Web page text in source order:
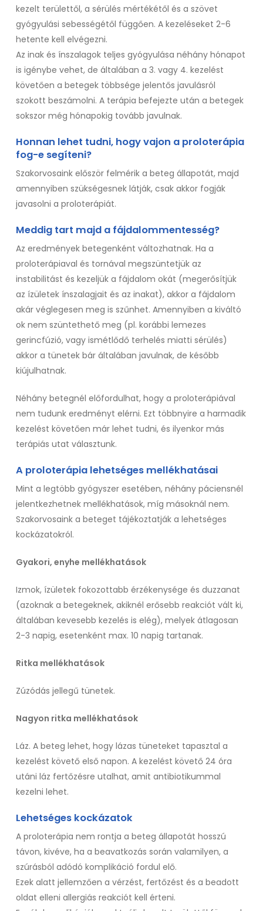
kezelt területtől, a sérülés mértékétől és a szövet
gyógyulási sebességétől függően. A kezeléseket 2-6
hetente kell elvégezni.
Az inak és ínszalagok teljes gyógyulása néhány hónapot
is igénybe vehet, de általában a 3. vagy 4. kezelést
követően a betegek többsége jelentős javulásról
szokott beszámolni. A terápia befejezte után a betegek
sokszor még hónapokig tovább javulnak.
Honnan lehet tudni, hogy vajon a proloterápia
fog-e segíteni?
Szakorvosaink először felmérik a beteg állapotát, majd
amennyiben szükségesnek látják, csak akkor fogják
javasolni a proloterápiát.
Meddig tart majd a fájdalommentesség?
Az eredmények betegenként változhatnak. Ha a
proloterápiaval és tornával megszüntetjük az
instabilitást és kezeljük a fájdalom okát (megerősítjük
az ízületek ínszalagjait és az inakat), akkor a fájdalom
akár véglegesen meg is szűnhet. Amennyiben a kiváltó
ok nem szüntethető meg (pl. korábbi lemezes
gerincfúzió, vagy ismétlődő terhelés miatti sérülés)
akkor a tünetek bár általában javulnak, de később
kiújulhatnak.
Néhány betegnél előfordulhat, hogy a proloterápiával
nem tudunk eredményt elérni. Ezt többnyire a harmadik
kezelést követően már lehet tudni, és ilyenkor más
terápiás utat választunk.
A proloterápia lehetséges mellékhatásai
Mint a legtöbb gyógyszer esetében, néhány páciensnél
jelentkezhetnek mellékhatások, míg másoknál nem.
Szakorvosaink a beteget tájékoztatják a lehetséges
kockázatokról.
Gyakori, enyhe mellékhatások
Izmok, ízületek fokozottabb érzékenysége és duzzanat
(azoknak a betegeknek, akiknél erősebb reakciót vált ki,
általában kevesebb kezelés is elég), melyek átlagosan
2-3 napig, esetenként max. 10 napig tartanak.
Ritka mellékhatások
Zúzódás jellegű tünetek.
Nagyon ritka mellékhatások
Láz. A beteg lehet, hogy lázas tüneteket tapasztal a
kezelést követő első napon. A kezelést követő 24 óra
utáni láz fertőzésre utalhat, amit antibiotikummal
kezelni lehet.
Lehetséges kockázatok
A proloterápia nem rontja a beteg állapotát hosszú
távon, kivéve, ha a beavatkozás során valamilyen, a
szúrásból adódó komplikáció fordul elő.
Ezek alatt jellemzően a vérzést, fertőzést és a beadott
oldat elleni allergiás reakciót kell érteni.